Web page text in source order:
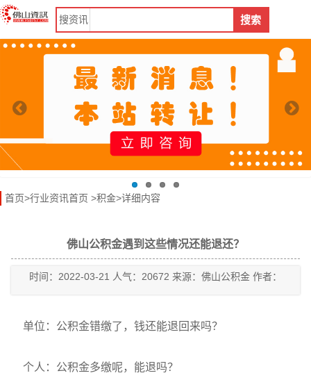
搜资讯 搜索
首页>行业资讯首页 >积金>详细内容
佛山公积金遇到这些情况还能退还？
时间：2022-03-21 人气：20672 来源：佛山公积金 作者：
单位： 公积金错缴了，钱还能退回来吗？
个人： 公积金多缴呢，能退吗？